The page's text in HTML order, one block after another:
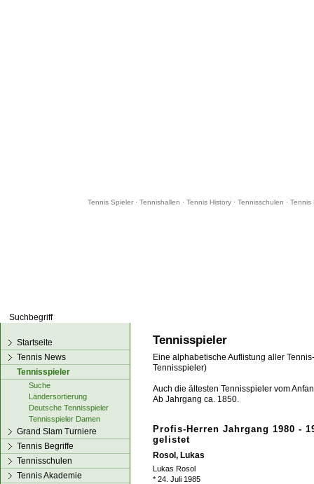
Tennis Spieler· Tennishallen · Tennis History· Tennisschulen · Tennis
Tennisspieler
Eine alphabetische Auflistung aller
Tennisspieler)
Auch die ältesten Tennisspieler vom
Ab Jahrgang ca. 1850.
Profis-Herren Jahrgang 1980 -
gelistet
Rosol, Lukas
Lukas Rosol
* 24. Juli 1985
Startseite
Tennis News
Tennisspieler
Suche
Ländersortierung
Deutsche Tennisspieler
Tennisspieler Damen
Grand Slam Turniere
Tennis Begriffe
Tennisschulen
Tennis Akademie